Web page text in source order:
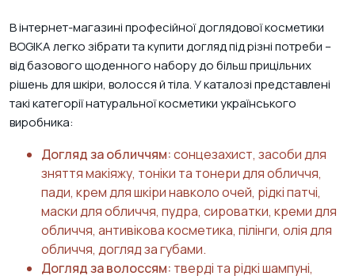
В інтернет-магазині професійної доглядової косметики
BOGIKA легко зібрати та купити догляд під різні потреби –
від базового щоденного набору до більш прицільних
рішень для шкіри, волосся й тіла. У каталозі представлені
такі категорії натуральної косметики українського
виробника:
Догляд за обличчям:сонцезахист, засоби для
зняття макіяжу, тоніки та тонери для обличчя,
пади, крем для шкіри навколо очей, рідкі патчі,
маски для обличчя, пудра, сироватки, креми для
обличчя, антивікова косметика, пілінги, олія для
обличчя, догляд за губами.
Догляд за волоссям: тверді та рідкі шампуні,